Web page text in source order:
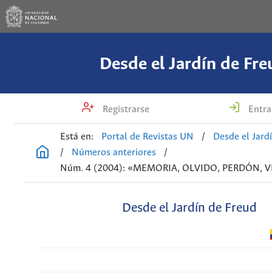
Desde el Jardín de
Registrarse
Está en: Portal de Revistas UN /
Desde el
/
Números anteriores
/
Núm. 4 (2004): «MEMORIA, OLVIDO, PERDÓN,
Desde el Jardín de Freud